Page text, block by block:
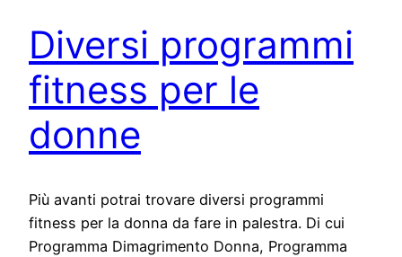
Diversi programmi
fitness per le
donne
Più avanti potrai trovare diversi programmi
fitness per la donna da fare in palestra. Di cui
Programma Dimagrimento Donna, Programma